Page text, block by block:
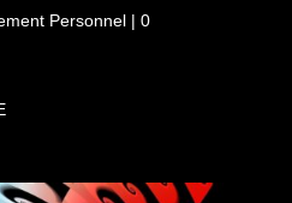
Personnel| 0